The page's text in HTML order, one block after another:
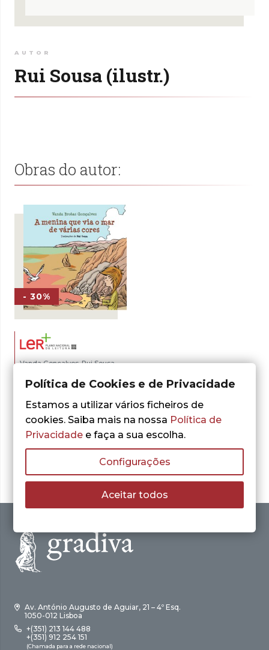
AUTOR
Rui Sousa (ilustr.)
Obras do autor:
- 30%
Vanda Gonçalves,Rui Sousa
A Menina que Via
Cores
11,30€ O
preço
7,91 €O
preço
LER MAIS
Av. António Augusto de Aguiar, 21 – 4º Esq.
1050-012 Lisboa
+(351) 213 144 488
+(351) 912 254 151
(Chamada para a rede nacional)
Política de Cookies e de Privacidade
Estamos a utilizar vários ficheiros de
cookies. Saiba mais na nossa Política de
Privacidade e faça a sua escolha.
Configurações
Aceitar todos